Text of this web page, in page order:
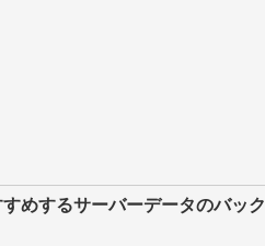
めするサーバーデータのバック